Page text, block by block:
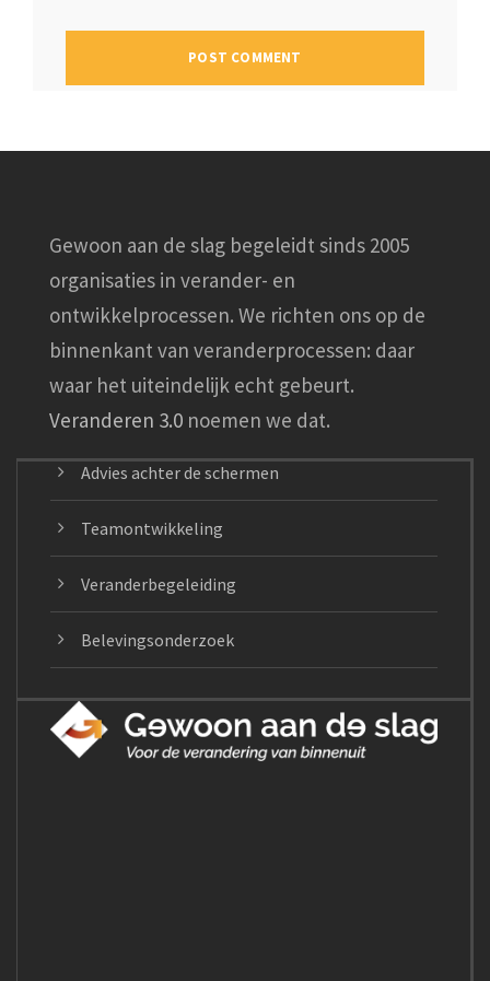
Gewoon aan de slag begeleidt sinds 2005
organisaties in verander- en
ontwikkelprocessen. We richten ons op de
binnenkant van veranderprocessen: daar
waar het uiteindelijk echt gebeurt.
Veranderen 3.0 noemen we dat.
Advies achter de schermen
Teamontwikkeling
Veranderbegeleiding
Belevingsonderzoek